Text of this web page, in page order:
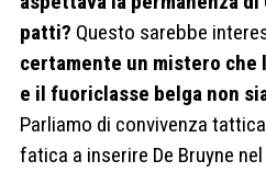
patti? Questo sarebbe
certamente un mistero che
e il fuoriclasse belga non
Parliamo di convivenza
fatica a inserire De Bruyne